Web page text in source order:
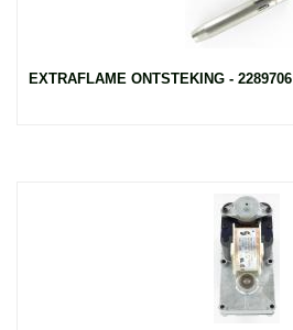
EXTRAFLAME ONTSTEKING - 2289706